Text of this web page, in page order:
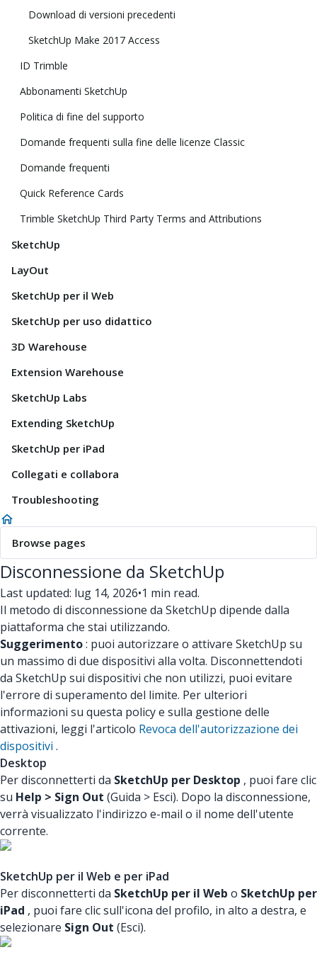
Download di versioni precedenti
SketchUp Make 2017 Access
ID Trimble
Abbonamenti SketchUp
Politica di fine del supporto
Domande frequenti sulla fine delle licenze Classic
Domande frequenti
Quick Reference Cards
Trimble SketchUp Third Party Terms and Attributions
SketchUp
LayOut
SketchUp per il Web
SketchUp per uso didattico
3D Warehouse
Extension Warehouse
SketchUp Labs
Extending SketchUp
SketchUp per iPad
Collegati e collabora
Troubleshooting
Browse pages
Disconnessione da SketchUp
Last updated: lug 14, 2026•1 min read.
Il metodo di disconnessione da SketchUp dipende dalla
piattaforma che stai utilizzando.
Suggerimento: puoi autorizzare o attivare SketchUp su
un massimo di due dispositivi alla volta. Disconnettendoti
da SketchUp sui dispositivi che non utilizzi, puoi evitare
l'errore di superamento del limite. Per ulteriori
informazioni su questa policy e sulla gestione delle
attivazioni, leggi l'articolo Revoca dell'autorizzazione dei
dispositivi .
Desktop
Per disconnetterti da SketchUp per Desktop , puoi fare clic
su Help > Sign Out (Guida > Esci). Dopo la disconnessione,
verrà visualizzato l'indirizzo e-mail o il nome dell'utente
corrente.
SketchUp per il Web e per iPad
Per disconnetterti da SketchUp per il Web o SketchUp per
iPad , puoi fare clic sull'icona del profilo, in alto a destra, e
selezionare Sign Out (Esci).